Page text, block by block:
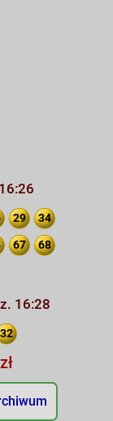
29 34
67 68
16:28
32